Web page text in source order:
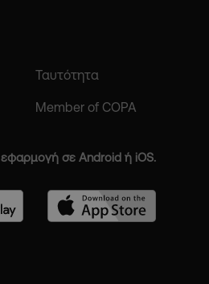
Ταυτότητα
Member of COPA
σε Android ή iOS.